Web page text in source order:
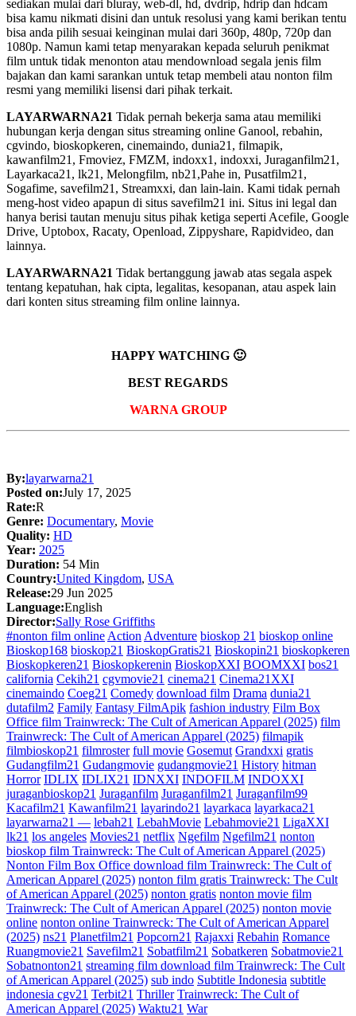
sediakan mulai dari bluray, web-dl, hd, dvdrip, hdrip dan hdcam
bisa kamu nikmati disini dan untuk resolusi yang kami berikan tentu
bisa anda pilih sesuai keinginan mulai dari 360p, 480p, 720p dan
1080p. Namun kami tetap menyarakan kepada seluruh penikmat
film untuk tidak menonton atau mendownload segala jenis film
bajakan dan kami sarankan untuk tetap membeli atau nonton film
resmi yang memiliki lisensi dari pihak terkait.
LAYARWARNA21 Tidak pernah bekerja sama atau memiliki
hubungan kerja dengan situs streaming online Ganool, rebahin,
cgvindo, bioskopkeren, cinemaindo, dunia21, filmapik,
kawanfilm21, Fmoviez, FMZM, indoxx1, indoxxi, Juraganfilm21,
Layarkaca21, lk21, Melongfilm, nb21,Pahe in, Pusatfilm21,
Sogafime, savefilm21, Streamxxi, dan lain-lain. Kami tidak pernah
meng-host video apapun di situs savefilm21 ini. Situs ini legal dan
hanya berisi tautan menuju situs pihak ketiga seperti Acefile, Google
Drive, Uptobox, Racaty, Openload, Zippyshare, Rapidvideo, dan
lainnya.
LAYARWARNA21 Tidak bertanggung jawab atas segala aspek
tentang kepatuhan, hak cipta, legalitas, kesopanan, atau aspek lain
dari konten situs streaming film online lainnya.
HAPPY WATCHING 🙂
BEST REGARDS
WARNA GROUP
By:layarwarna21
Posted on:July 17, 2025
Rate:R
Genre: Documentary, Movie
Quality: HD
Year: 2025
Duration: 54 Min
Country:United Kingdom, USA
Release:29 Jun 2025
Language:English
Director:Sally Rose Griffiths
#nonton film online Action Adventure bioskop 21 bioskop online
Bioskop168 bioskop21 BioskopGratis21 Bioskopin21 bioskopkeren
Bioskopkeren21 Bioskopkerenin BioskopXXI BOOMXXI bos21
california Cekih21 cgvmovie21 cinema21 Cinema21XXI
cinemaindo Coeg21 Comedy download film Drama dunia21
dutafilm2 Family Fantasy FilmApik fashion industry Film Box
Office film Trainwreck: The Cult of American Apparel (2025) film
Trainwreck: The Cult of American Apparel (2025) filmapik
filmbioskop21 filmroster full movie Gosemut Grandxxi gratis
Gudangfilm21 Gudangmovie gudangmovie21 History hitman
Horror IDLIX IDLIX21 IDNXXI INDOFILM INDOXXI
juraganbioskop21 Juraganfilm Juraganfilm21 Juraganfilm99
Kacafilm21 Kawanfilm21 layarindo21 layarkaca layarkaca21
layarwarna21 — lebah21 LebahMovie Lebahmovie21 LigaXXI
lk21 los angeles Movies21 netflix Ngefilm Ngefilm21 nonton
bioskop film Trainwreck: The Cult of American Apparel (2025)
Nonton Film Box Office download film Trainwreck: The Cult of
American Apparel (2025) nonton film gratis Trainwreck: The Cult
of American Apparel (2025) nonton gratis nonton movie film
Trainwreck: The Cult of American Apparel (2025) nonton movie
online nonton online Trainwreck: The Cult of American Apparel
(2025) ns21 Planetfilm21 Popcorn21 Rajaxxi Rebahin Romance
Ruangmovie21 Savefilm21 Sobatfilm21 Sobatkeren Sobatmovie21
Sobatnonton21 streaming film download film Trainwreck: The Cult
of American Apparel (2025) sub indo Subtitle Indonesia subtitle
indonesia cgv21 Terbit21 Thriller Trainwreck: The Cult of
American Apparel (2025) Waktu21 War